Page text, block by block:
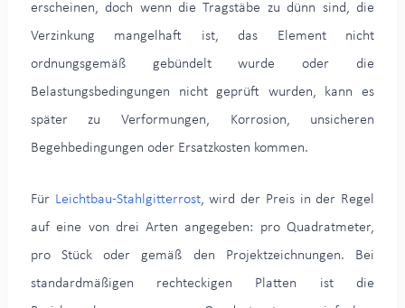
erscheinen, doch wenn die Tragstäbe zu dünn sind, die
Verzinkung mangelhaft ist, das Element nicht
ordnungsgemäß gebündelt wurde oder die
Belastungsbedingungen nicht geprüft wurden, kann es
später zu Verformungen, Korrosion, unsicheren
Begehbedingungen oder Ersatzkosten kommen.
Für Leichtbau-Stahlgitterrost, wird der Preis in der Regel
auf eine von drei Arten angegeben: pro Quadratmeter,
pro Stück oder gemäß den Projektzeichnungen. Bei
standardmäßigen rechteckigen Platten ist die